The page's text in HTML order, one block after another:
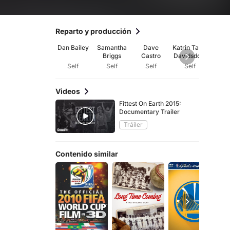
Reparto y producción
Dan Bailey
Self
Samantha
Briggs
Self
Dave
Castro
Self
Katrin Tanja
Davidsdotti
r
Self
Videos
Fittest On Earth 2015:
Documentary Trailer
Tráiler
Contenido similar